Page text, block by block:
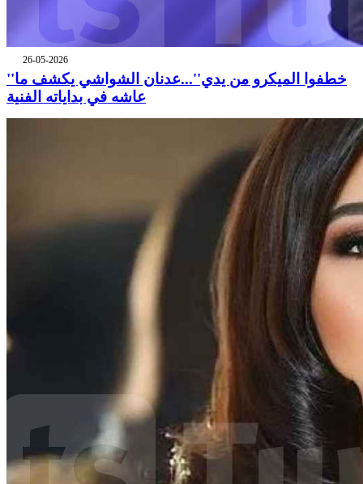
26-05-2026
''خطفوا الميكرو من يدي''...عدنان الشواشي يكشف ما
عاشه في بداياته الفنية